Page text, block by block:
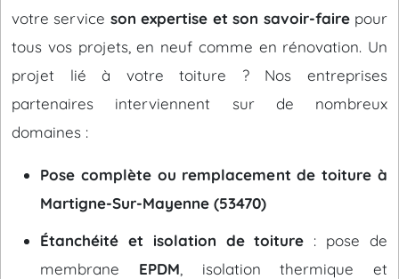
votre service son expertise et son savoir-fairepour
tous vos projets, en neuf comme en rénovation. Un
projet lié à votre toiture ? Nos entreprises
partenaires interviennent sur de nombreux
domaines :
Pose complète ou remplacement de toiture à
Martigne-Sur-Mayenne (53470)
Étanchéité et isolation de toiture : pose de
membrane EPDM , isolation thermique et